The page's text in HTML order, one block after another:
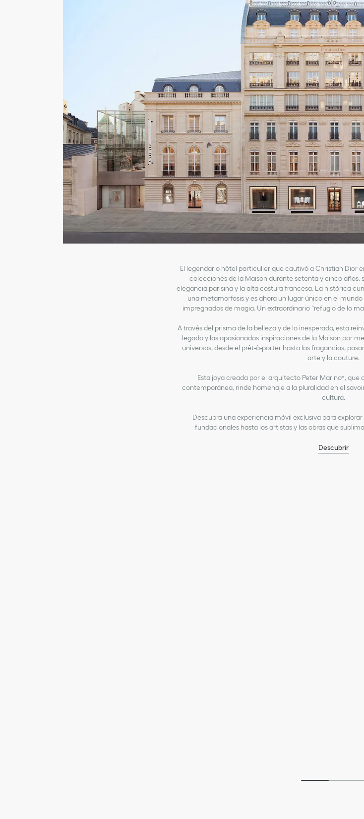
El legendario hôtel particulier que cautivó a Christian Dior
colecciones de la Maison durante setenta y cinco años,
elegancia parisina y la alta costura francesa. La histórica
una metamorfosis y es ahora un lugar único en el
impregnados de magia. Un extraordinario “refugio de lo
A través del prisma de la belleza y de lo inesperado, esta
legado y las apasionadas inspiraciones de la Maison por
universos, desde el prêt-à-porter hasta las fragancias,
arte y la couture.
Esta joya creada por el arquitecto Peter Marino*,
contemporánea, rinde homenaje a la pluralidad en el
cultura.
Descubra una experiencia móvil exclusiva para
fundacionales hasta los artistas y las obras que
Descubrir